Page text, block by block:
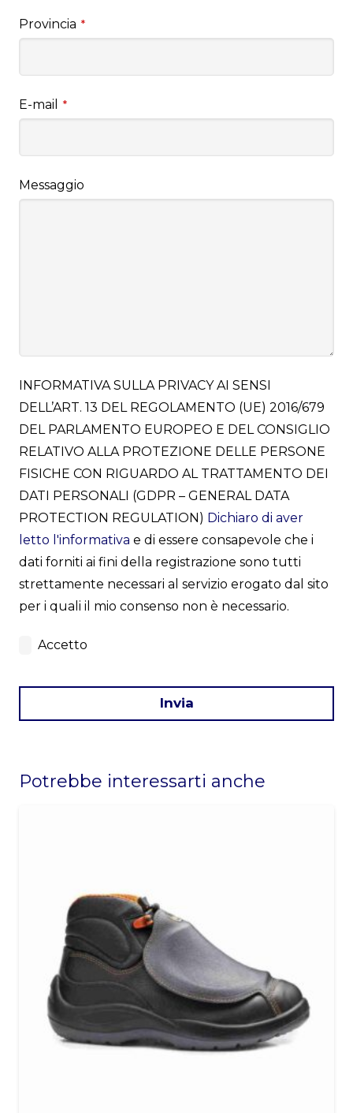
Provincia *
E-mail *
Messaggio
INFORMATIVA SULLA PRIVACY AI SENSI
DELL’ART. 13 DEL REGOLAMENTO (UE) 2016/679
DEL PARLAMENTO EUROPEO E DEL CONSIGLIO
RELATIVO ALLA PROTEZIONE DELLE PERSONE
FISICHE CON RIGUARDO AL TRATTAMENTO DEI
DATI PERSONALI (GDPR – GENERAL DATA
PROTECTION REGULATION) Dichiaro di aver
letto l'informativa e di essere consapevole che i
dati forniti ai fini della registrazione sono tutti
strettamente necessari al servizio erogato dal sito
per i quali il mio consenso non è necessario.
Accetto
Invia
should
Potrebbe interessarti anche